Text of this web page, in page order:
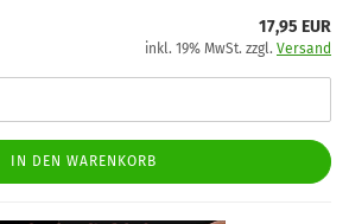
17,95 EUR
inkl. 19% MwSt. zzgl. Versand
IN DEN WARENKORB